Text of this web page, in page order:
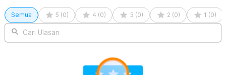
Semua 5 (0) 4 (0) 3 (0) 2 (0) 1 (0)
Cari Ulasan